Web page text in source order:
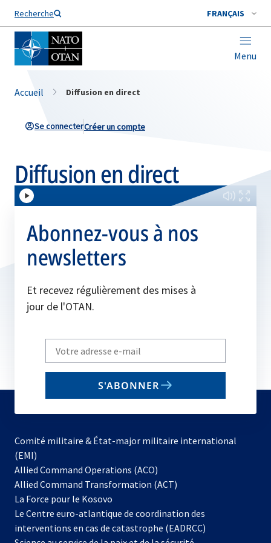
Recherche FRANÇAIS
Menu
Nom de famille*
Accueil Diffusion en direct
Se connecterCréer un compte
Diffusion en direct
Loaded :
Progress
Play Mute
Abonnez-vous à nos
newsletters
Et recevez régulièrement des mises à
jour de l'OTAN.
Write
your
email
S'ABONNER
Comité militaire & État-major militaire international
(EMI)
Allied Command Operations (ACO)
Allied Command Transformation (ACT)
La Force pour le Kosovo
dans
un
Le Centre euro-atlantique de coordination des
interventions en cas de catastrophe (EADRCC)